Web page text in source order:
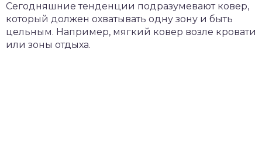
Сегодняшние тенденции подразумевают ковер,
который должен охватывать одну зону и быть
цельным. Например, мягкий ковер возле кровати
или зоны отдыха.